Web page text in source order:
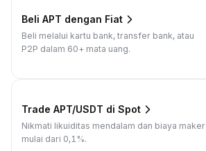
Beli APT dengan Fiat
Beli melalui kartu bank, transfer bank, atau
P2P dalam 60+ mata uang.
Trade APT/USDT di Spot
Nikmati likuiditas mendalam dan biaya maker
mulai dari 0,1%.